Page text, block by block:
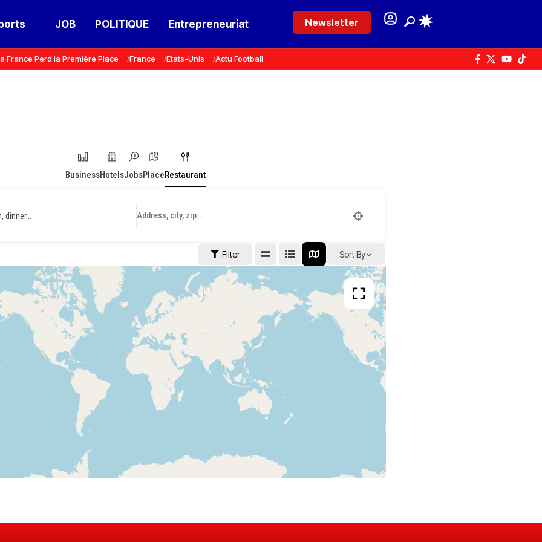
JOB POLITIQUE Entrepreneuriat Newsletter
France Perd la Première Place France Etats-Unis Actu Football
BusinessHotelsJobsPlaceRestaurant
Filter Sort By